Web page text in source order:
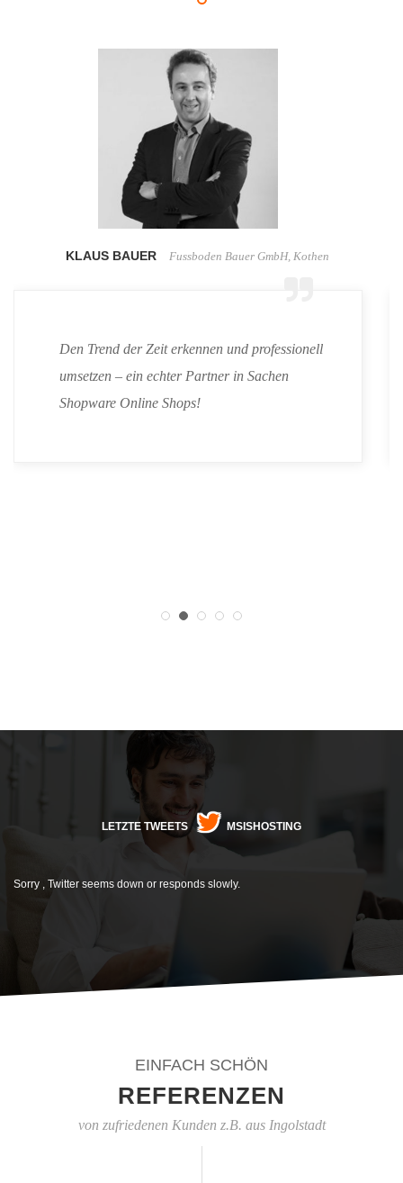
KLAUS BAUER Fussboden Bauer GmbH, Kothen
Den Trend der Zeit erkennen und professionell
umsetzen – ein echter Partner in Sachen
Shopware Online Shops!
LETZTE TWEETS MSISHOSTING
Sorry , Twitter seems down or responds slowly.
EINFACH SCHÖN
REFERENZEN
von zufriedenen Kunden z.B. aus Ingolstadt